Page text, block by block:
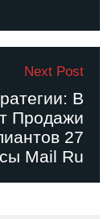
Next Post
В
Продажи
27
Mail Ru